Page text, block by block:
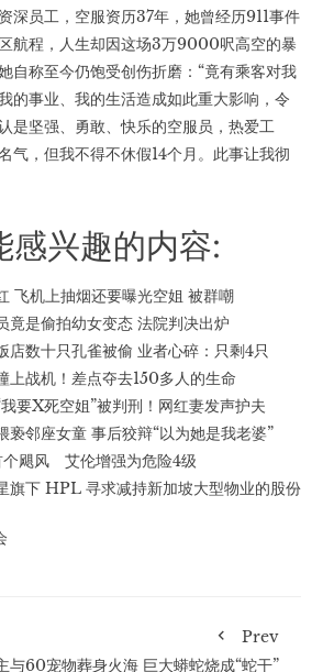
深员工，空服资历37年，她曾经历911事件
航程，人生却因这场3万9000呎高空的暴
自称至今仍饱受创伤折磨：“竟有乘客对我
的事业、我的生活造成如此重大影响，令
是坚强、勇敢、快乐的空服员，热爱工
气，但我不得不休假14个月。此事让我彻
感兴趣的内容:
飞机上抽烟还要曝光空姐 被群嘲
竟是偷拍幼女变态 法院判决出炉
店数十只孔雀被偷 业者心碎：只剩4只
上战机！差点夺去150多人的生命
要X死空姐”被判刑！网红妻发声护夫
亵邻座女童 事后狡辩“以为她是我老婆”
飓风 艾伦增强为危险4级
旗下 HPL 寻求减持新加坡大型物业的股份
Prev
与60宠物葬身火海 巨大蟒蛇烧成“蛇干”